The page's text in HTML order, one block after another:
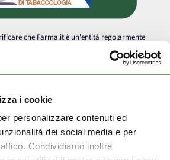
i cookie
personalizzare contenuti ed
dei social media e per
Condividiamo inoltre
che Farma.it è un'entità regolarmente
Salute a effettuare la vendita online di